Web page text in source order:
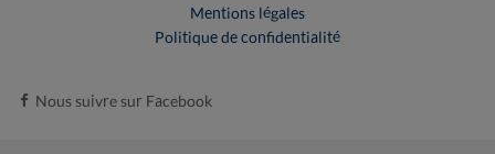
Mentions légales
Politique de confidentialité
Nous suivre sur Facebook